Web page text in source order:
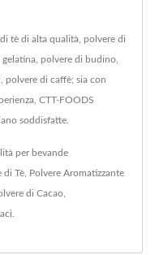
tè di alta qualità, polvere di
polvere di budino,
polvere di caffè; sia con
CTT-FOODS
soddisfatte.
per bevande
di Tè Polvere Aromatizzante
di Cacao